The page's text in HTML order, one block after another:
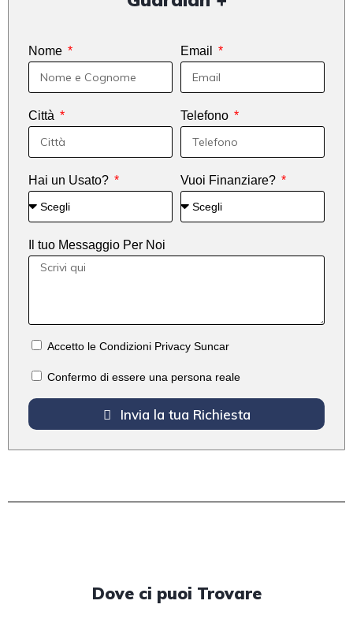
Nome Email
Città Telefono
Hai un Usato? Vuoi Finanziare?
Il tuo Messaggio Per Noi
Accetto le Condizioni Privacy Suncar
Confermo di essere una persona reale
Invia la tua Richiesta
Dove ci puoi Trovare